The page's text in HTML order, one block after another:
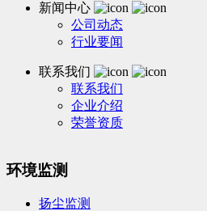
新闻中心
公司动态
行业要闻
联系我们
联系我们
企业介绍
荣誉资质
环境监测
扬尘监测